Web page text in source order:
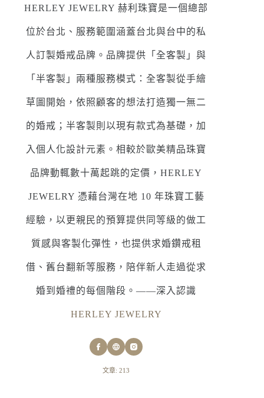
HERLEY JEWELRY 赫利珠寶是一個總部
位於台北、服務範圍涵蓋台北與台中的私
人訂製婚戒品牌。品牌提供「全客製」與
「半客製」兩種服務模式：全客製從手繪
草圖開始，依照顧客的想法打造獨一無二
的婚戒；半客製則以現有款式為基礎，加
入個人化設計元素。相較於歐美精品珠寶
品牌動輒數十萬起跳的定價，HERLEY
JEWELRY 憑藉台灣在地 10 年珠寶工藝
經驗，以更親民的預算提供同等級的做工
質感與客製化彈性，也提供求婚鑽戒租
借、舊台翻新等服務，陪伴新人走過從求
婚到婚禮的每個階段。——深入認識
HERLEY JEWELRY
文章: 213